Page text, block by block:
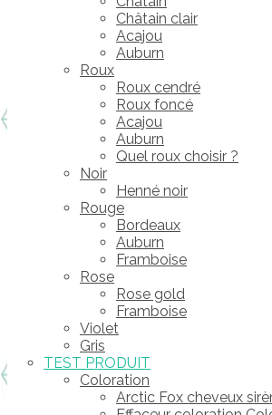
Châtain clair
Acajou
Auburn
Roux
Roux cendré
Roux foncé
Acajou
Auburn
Quel roux choisir ?
Noir
Henné noir
Rouge
Bordeaux
Auburn
Framboise
Rose
Rose gold
Framboise
Violet
Gris
TEST PRODUIT
Coloration
Arctic Fox cheveux